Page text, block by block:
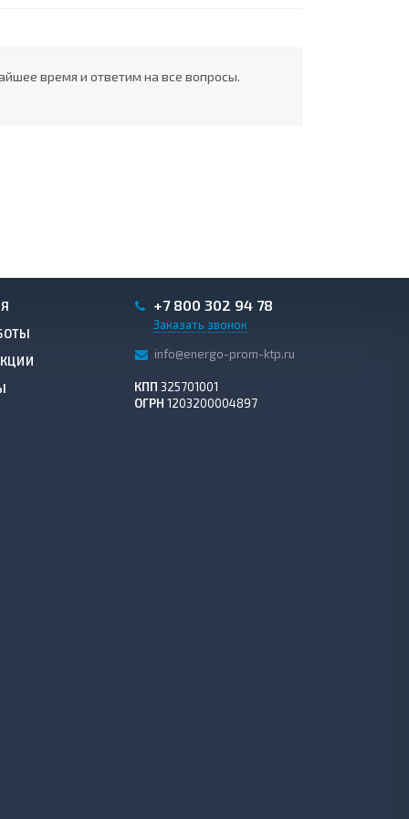
время и ответим на все вопросы.
+7 800 302 94 78
Заказать звонок
info@energo-prom-ktp.ru
КПП 325701001
ОГРН 1203200004897